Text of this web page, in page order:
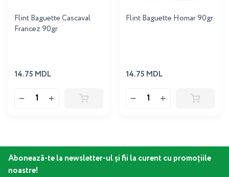
Flint Baguette Cascaval
Francez 90gr
14.75 MDL
Flint Baguette Homar 90gr
14.75 MDL
Abonează-te la newsletter-ul și fii la curent cu promoțiile
noastre!